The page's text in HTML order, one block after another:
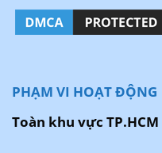
PHẠM VI HOẠT ĐỘNG
Toàn khu vực TP.HCM